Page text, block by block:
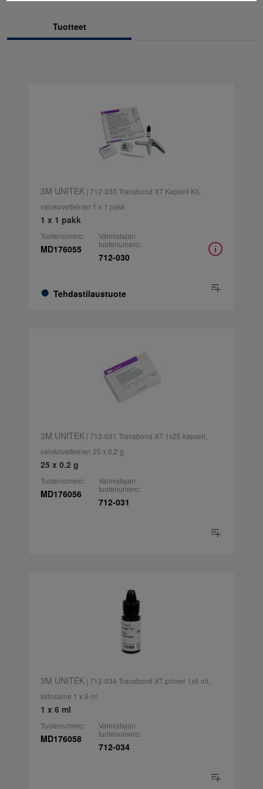
Tuotteet
3M UNITEK | 712-030 Transbond XT Kapseli Kit,
valokovetteinen 1 x 1 pakk
1 x 1 pakk
Tuotenumero:
MD176055
Tehdastilaustuote
Valmistajan
tuotenumero:
712-030
3M UNITEK | 712-031 Transbond XT 1x25 kapseli,
valokovetteinen 25 x 0.2 g
25 x 0.2 g
Tuotenumero:
MD176056
Valmistajan
tuotenumero:
712-031
3M UNITEK | 712-034 Transbond XT primer 1x6 ml,
sidosaine 1 x 6 ml
1 x 6 ml
Tuotenumero:
MD176058
Valmistajan
tuotenumero:
712-034